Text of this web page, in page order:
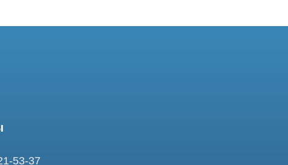
Tomograph.pro - Сервис КТ и МРТ